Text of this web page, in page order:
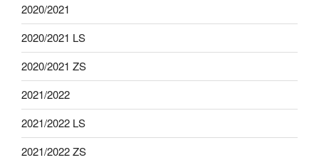
2020/2021
2020/2021 LS
2020/2021 ZS
2021/2022
2021/2022 LS
2021/2022 ZS